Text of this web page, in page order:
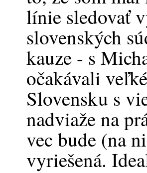
línie sledovať
slovenských
kauze - s
očakávali
Slovensku s
nadviaže na
vec bude (na
vyriešená.